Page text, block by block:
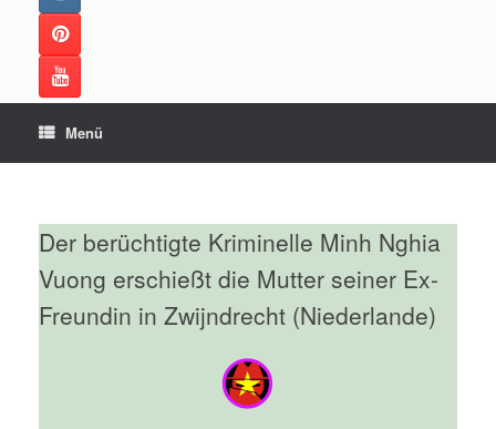
Menü
Der berüchtigte Kriminelle Minh Nghia
Vuong erschießt die Mutter seiner Ex-
Freundin in Zwijndrecht (Niederlande)